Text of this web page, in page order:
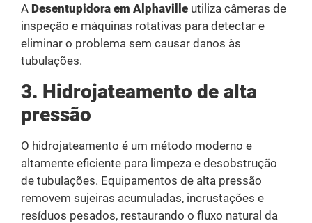
A Desentupidora em Alphaville utiliza câmeras de
inspeção e máquinas rotativas para detectar e
eliminar o problema sem causar danos às
tubulações.
3. Hidrojateamento de alta
pressão
O hidrojateamento é um método moderno e
altamente eficiente para limpeza e desobstrução
de tubulações. Equipamentos de alta pressão
removem sujeiras acumuladas, incrustações e
resíduos pesados, restaurando o fluxo natural da